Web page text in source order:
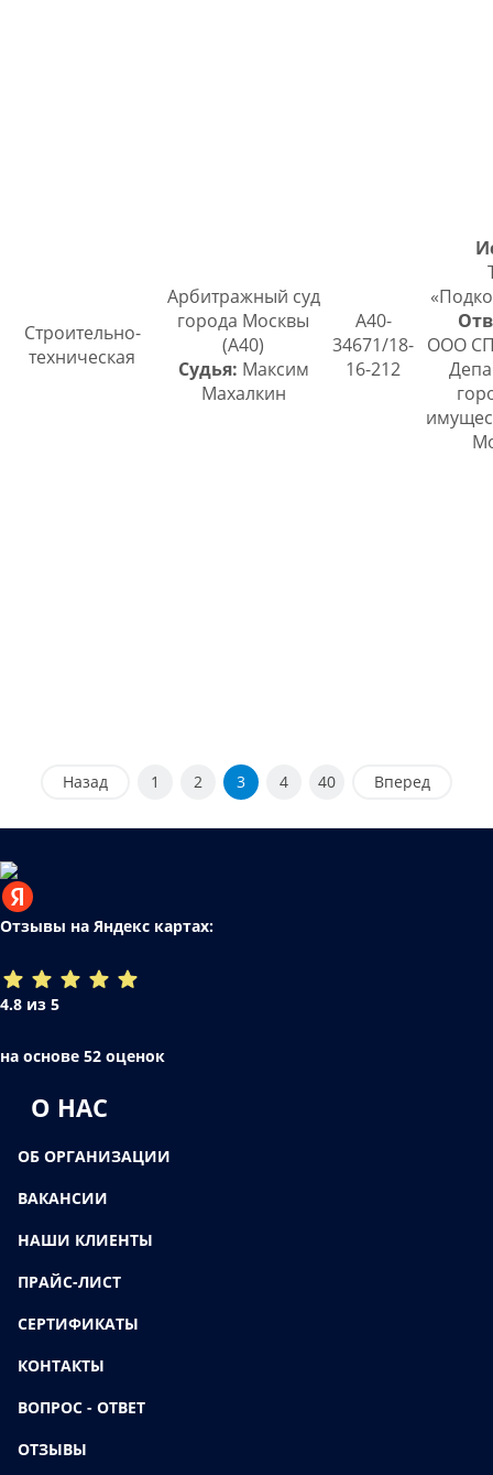
Строительно-
техническая
Арбитражный суд
города Москвы
(А40)
Судья: Максим
Махалкин
А40-
34671/18-
16-212
ООО СП
Назад 1 2 3 4 40 Вперед
Отзывы на Яндекс картах:
4.8 из 5
на основе 52 оценок
О НАС
ОБ ОРГАНИЗАЦИИ
ВАКАНСИИ
НАШИ КЛИЕНТЫ
ПРАЙС-ЛИСТ
СЕРТИФИКАТЫ
КОНТАКТЫ
ВОПРОС - ОТВЕТ
ОТЗЫВЫ